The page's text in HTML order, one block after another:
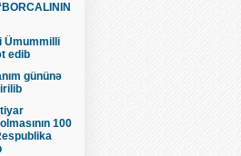
Ümummilli
edib
gününə
100